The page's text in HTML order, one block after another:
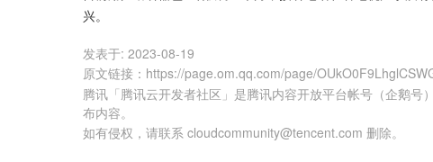
兴。
发表于: 2023-08-19
原文链接 ： https://page.om.qq.com/page/
腾讯「腾讯云开发者社区」是腾讯内容开放平台帐号（企鹅号
布内容。
如有侵权，请联系 cloudcommunity@tencent.com 删除。